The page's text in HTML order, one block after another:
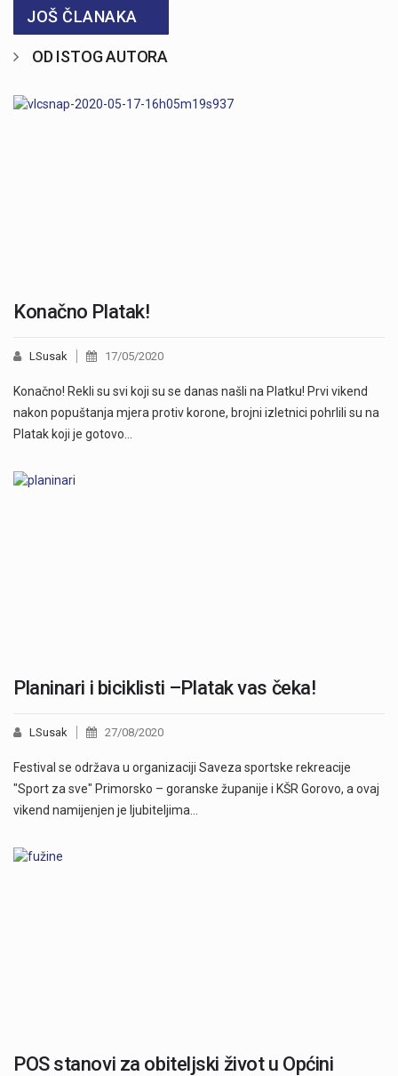
JOŠ ČLANAKA
OD ISTOG AUTORA
Konačno Platak!
LSusak 17/05/2020
Konačno! Rekli su svi koji su se danas našli na Platku! Prvi vikend
nakon popuštanja mjera protiv korone, brojni izletnici pohrlili su na
Platak koji je gotovo…
Planinari i biciklisti –Platak vas čeka!
LSusak 27/08/2020
Festival se održava u organizaciji Saveza sportske rekreacije
"Sport za sve" Primorsko – goranske županije i KŠR Gorovo, a ovaj
vikend namijenjen je ljubiteljima…
POS stanovi za obiteljski život u Općini